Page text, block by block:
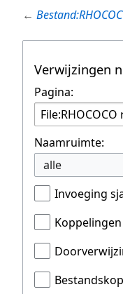
←
Verwijzingen
Pagina:
Naamruimte:
alle
Invoeging